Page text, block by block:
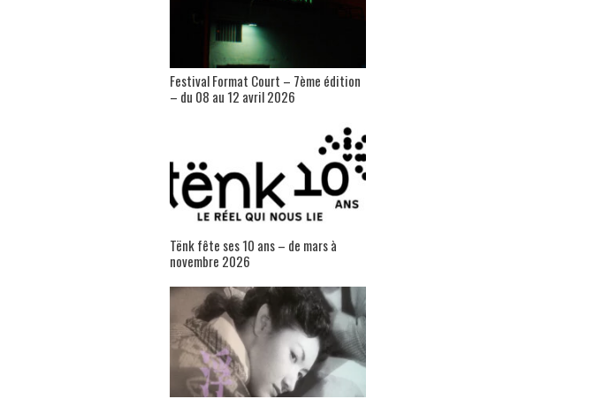
Festival Format Court – 7ème édition
– du 08 au 12 avril 2026
Tënk fête ses 10 ans – de mars à
novembre 2026